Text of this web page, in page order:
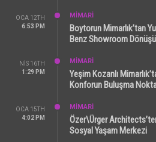
OCA 12TH
6:53 PM
MİMARİ
Boytorun Mimarlık’tan
Benz Showroom
NIS 16TH
1:29 PM
MİMARİ
Yeşim Kozanlı
Konforun Buluşma
OCA 15TH
4:02 PM
MİMARİ
Özer\Ürger
Sosyal Yaşam Merkezi